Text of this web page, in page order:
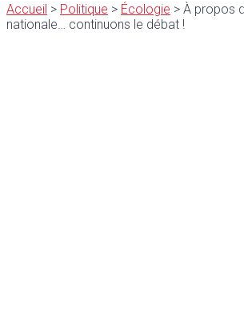
Accueil > Politique > Écologie > À propos
nationale… continuons le débat !